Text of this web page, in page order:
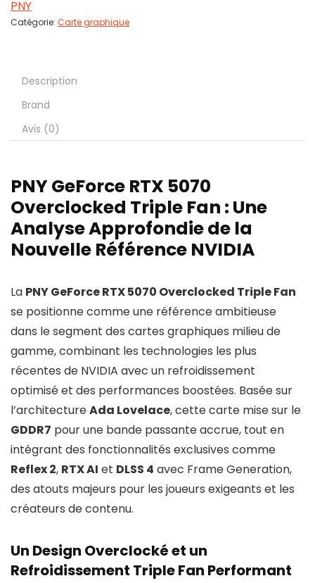
PNY
Catégorie: Carte graphique
Description
Brand
Avis (0)
PNY GeForce RTX 5070
Overclocked Triple Fan : Une
Analyse Approfondie de la
Nouvelle Référence NVIDIA
La PNY GeForce RTX 5070 Overclocked Triple Fan
se positionne comme une référence ambitieuse
dans le segment des cartes graphiques milieu de
gamme, combinant les technologies les plus
récentes de NVIDIA avec un refroidissement
optimisé et des performances boostées. Basée sur
l’architectureAda Lovelace, cette carte mise sur le
GDDR7 pour une bande passante accrue, tout en
intégrant des fonctionnalités exclusives comme
Reflex 2, RTX AI et DLSS 4 avec Frame Generation,
des atouts majeurs pour les joueurs exigeants et les
créateurs de contenu.
Un Design Overclocké et un
Refroidissement Triple Fan Performant